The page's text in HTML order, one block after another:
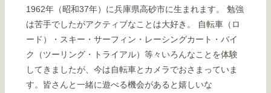
1962年（昭和37年）に兵庫県高砂市に生まれます。 勉強
は苦手でしたがアクティブなことは大好き。 自転車（ロ
ード）・スキー・サーフィン・レーシングカート・バイ
ク（ツーリング・トライアル）等々いろんなことを体験
してきましたが、今は自転車とカメラでおさまっていま
す。皆さんと一緒に遊べる機会があると嬉しいな